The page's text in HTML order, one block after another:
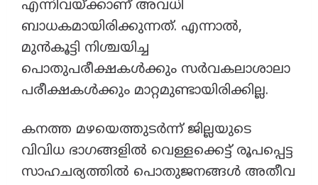
എന്നിവയ്ക്കാണ് അവധി
ബാധകമായിരിക്കുന്നത്. എന്നാൽ,
മുൻകൂട്ടി നിശ്ചയിച്ച
പൊതുപരീക്ഷകൾക്കും സർവകലാശാലാ
പരീക്ഷകൾക്കും മാറ്റമുണ്ടായിരിക്കില്ല.
​കനത്ത മഴയെത്തുടർന്ന് ജില്ലയുടെ
വിവിധ ഭാഗങ്ങളിൽ വെള്ളക്കെട്ട് രൂപപ്പെട്ട
സാഹചര്യത്തിൽ പൊതുജനങ്ങൾ അതീവ